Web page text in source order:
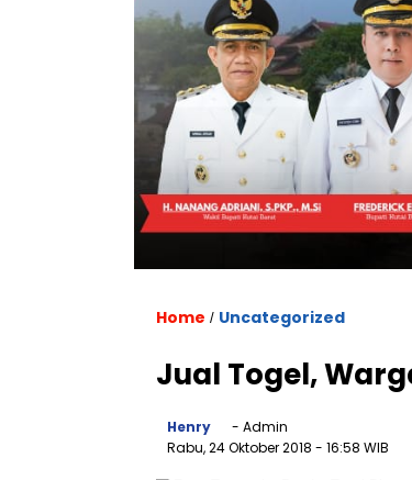
Home / Uncategorized
Jual Togel,
Henry
- Admin
Rabu, 24 Oktober 2018 - 16:58 WIB